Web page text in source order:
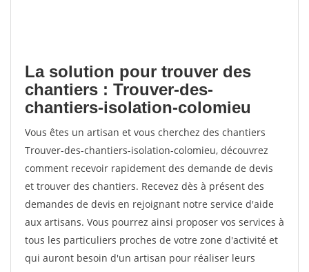
La solution pour trouver des
chantiers : Trouver-des-
chantiers-isolation-colomieu
Vous êtes un artisan et vous cherchez des chantiers
Trouver-des-chantiers-isolation-colomieu, découvrez
comment recevoir rapidement des demande de devis
et trouver des chantiers. Recevez dès à présent des
demandes de devis en rejoignant notre service d'aide
aux artisans. Vous pourrez ainsi proposer vos services à
tous les particuliers proches de votre zone d'activité et
qui auront besoin d'un artisan pour réaliser leurs